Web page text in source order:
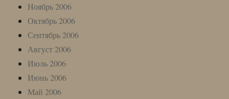
Ноябрь 2006
Октябрь 2006
Сентябрь 2006
Август 2006
Июль 2006
Июнь 2006
Май 2006